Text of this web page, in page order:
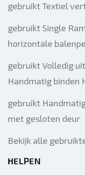
gebruikt Textiel
gebruikt Single
horizontale
gebruikt Volledig
Handmatig binden
gebruikt
met gesloten deur
Bekijk alle
HELPEN